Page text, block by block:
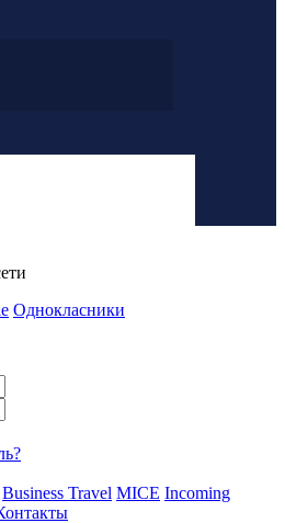
Однокласники
Business Travel MICE Incoming